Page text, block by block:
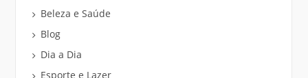
Beleza e Saúde
Blog
Dia a Dia
Esporte e Lazer